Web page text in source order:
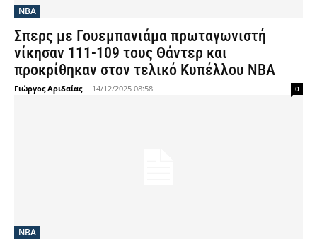
NBA
Σπερς με Γουεμπανιάμα πρωταγωνιστή
νίκησαν 111-109 τους Θάντερ και
προκρίθηκαν στον τελικό Κυπέλλου NBA
Γιώργος Αριδαίας - 14/12/2025 08:58 0
NBA